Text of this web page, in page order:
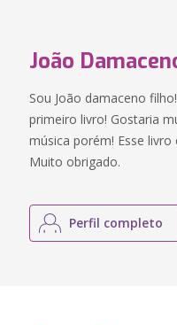
João
Sou João damaceno
primeiro livro! Gostaria
música porém! Esse
Muito obrigado.
Perfil completo